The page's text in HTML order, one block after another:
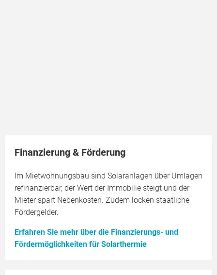
Finanzierung & Förderung
Im Mietwohnungsbau sind Solaranlagen über Umlagen
refinanzierbar, der Wert der Immobilie steigt und der
Mieter spart Nebenkosten. Zudem locken staatliche
Fördergelder.
Erfahren Sie mehr über die Finanzierungs- und
Fördermöglichkeiten für Solarthermie